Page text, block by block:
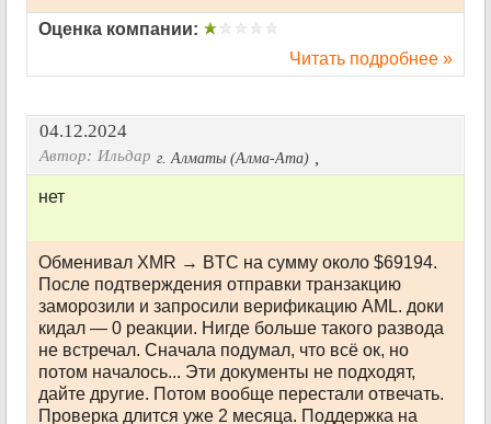
Оценка компании:
Читать подробнее »
04.12.2024
Автор: Ильдар ,
г. Алматы (Алма-Ата)
нет
Обменивал XMR → BTC на сумму около $69194.
После подтверждения отправки транзакцию
заморозили и запросили верификацию AML. доки
кидал — 0 реакции. Нигде больше такого развода
не встречал. Сначала подумал, что всё ок, но
потом началось... Эти документы не подходят,
дайте другие. Потом вообще перестали отвечать.
Проверка длится уже 2 месяца. Поддержка на